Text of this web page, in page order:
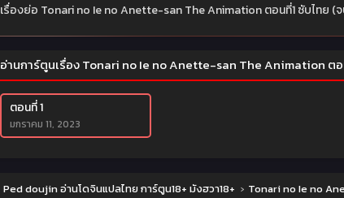
เรื่องย่อ Tonari no Ie no Anette-san The Animation ตอนที่1 ซับไทย (
อ่านการ์ตูนเรื่อง Tonari no Ie no Anette-san The Animation ต
ตอนที่ 1
มกราคม 11, 2023
Ped doujin อ่านโดจินแปลไทย การ์ตูน18+ มังฮวา18+ › Tonari no Ie no